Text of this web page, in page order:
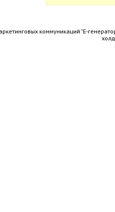
коммуникаций "Е-